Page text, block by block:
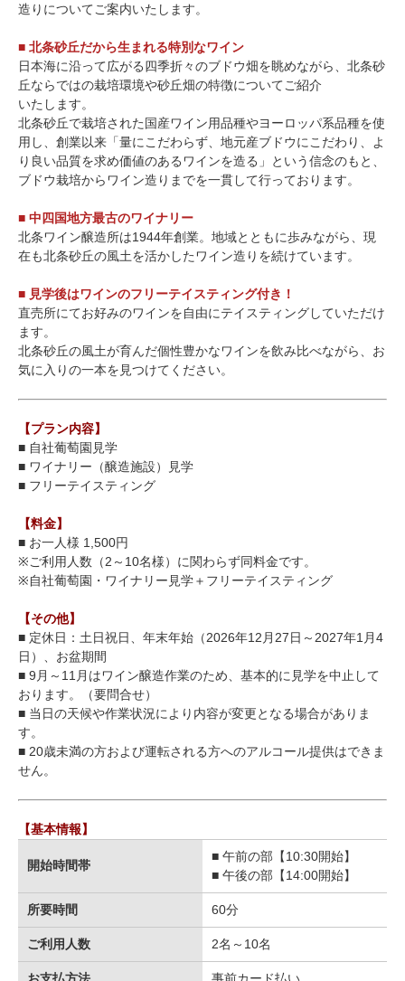
造りについてご案内いたします。
■ 北条砂丘だから生まれる特別なワイン
日本海に沿って広がる四季折々のブドウ畑を眺めながら、北条砂
丘ならではの栽培環境や砂丘畑の特徴についてご紹介
いたします。
北条砂丘で栽培された国産ワイン用品種やヨーロッパ系品種を使
用し、創業以来「量にこだわらず、地元産ブドウにこだわり、よ
り良い品質を求め価値のあるワインを造る」という信念のもと、
ブドウ栽培からワイン造りまでを一貫して行っております。
■ 中四国地方最古のワイナリー
北条ワイン醸造所は1944年創業。地域とともに歩みながら、現
在も北条砂丘の風土を活かしたワイン造りを続けています。
■ 見学後はワインのフリーテイスティング付き！
直売所にてお好みのワインを自由にテイスティングしていただけ
ます。
北条砂丘の風土が育んだ個性豊かなワインを飲み比べながら、お
気に入りの一本を見つけてください。
【プラン内容】
■ 自社葡萄園見学
■ ワイナリー（醸造施設）見学
■ フリーテイスティング
【料金】
■ お一人様 1,500円
※ご利用人数（2～10名様）に関わらず同料金です。
※自社葡萄園・ワイナリー見学＋フリーテイスティング
【その他】
■ 定休日：土日祝日、年末年始（2026年12月27日～2027年1月4
日）、お盆期間
■ 9月～11月はワイン醸造作業のため、基本的に見学を中止して
おります。（要問合せ）
■ 当日の天候や作業状況により内容が変更となる場合がありま
す。
■ 20歳未満の方および運転される方へのアルコール提供はできま
せん。
【基本情報】
開始時間帯
■ 午前の部【10:30開始】
■ 午後の部【14:00開始】
所要時間 60分
ご利用人数 2名～10名